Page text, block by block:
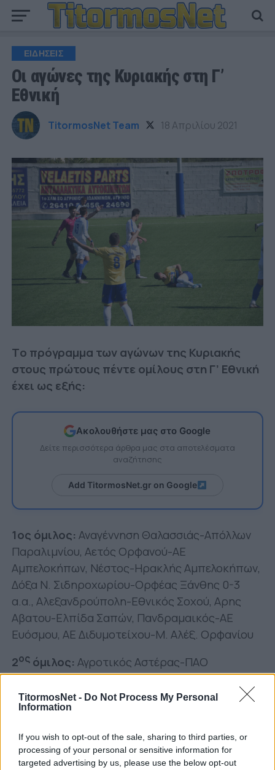
TitormosNet - Do Not Process My Personal
Information
If you wish to opt-out of the sale, sharing to third parties, or
processing of your personal or sensitive information for
targeted advertising by us, please use the below opt-out
ΕΙΔΗΣΕΙΣ
Οι αγώνες της Κυριακής στη Γ’
Εθνική
TitormosNet Team 18 Απριλίου 2021
Tο πρόγραμμα των αγώνων της Κυριακής
στους πρώτους πέντε ομίλους στη Γ’ Εθνική
έχει ως εξής:
Ακολουθήστε μας στο Google
Δείτε περισσότερα άρθρα μας στα αποτελέσματα
αναζήτησης
Add TitormosNet.gr on Google
1ος όμιλος: Αναγέννηση Θαλασσιάς-Απόλλων
Παραλιμνίου, Αετός Ορφανού-ΑΕ
Αμπελοκήπων, Νέστος-Ηρακλής Αμπελοκήπων,
Δόξα Ν. Σιδηροχωρίου-Ορφέας Ξάνθης 0-3
α.α., Αλεξανδρούπολη-Εθνικός Σοχού, Αρης
Αβατου-Ελπίδα Σαπών, Πανδραμαικός-ΑΕ
Ευόσμου, ΑΕ Διδυμοτείχου-Μ. Αλέξ. Ορφανίου
2οςόμιλος: Αγροτικός Αστέρας-ΠΑΟ
Κουφαλίων, Αναγέννηση Πλαγιάς-Μακεδονικός,
Νίκη Αγκαθιάς-Μ. Αλεξ. Τρικάλων Ημαθίας,
Εδεσσαικός-Εθνικός Γιαννιτσών, ΠΑΟΚ
Γιαννιτσά-Αετός Βαρβάρας, Θερμαικός
Θέρμης-Νέος ΠΟ Ν. Καλλικράτειας